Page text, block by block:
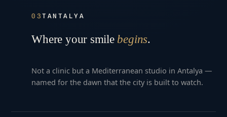
03TANTALYA
Where your smile begins.
Not a clinic but a Mediterranean studio in Antalya —
named for the dawn that the city is built to watch.